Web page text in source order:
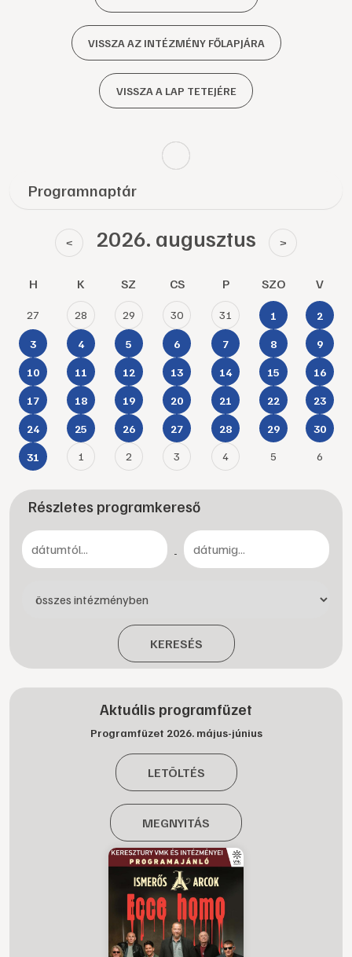
VISSZA AZ INTÉZMÉNY FŐLAPJÁRA
VISSZA A LAP TETEJÉRE
Programnaptár
< 2026. augusztus >
H K SZ CS P SZO V
27 28 29 30 31 1 2
3 4 5 6 7 8 9
10 11 12 13 14 15 16
17 18 19 20 21 22 23
24 25 26 27 28 29 30
31 1 2 3 4 5 6
Részletes programkereső
-
KERESÉS
Aktuális programfüzet
Programfüzet 2026. május-június
LETÖLTÉS
MEGNYITÁS